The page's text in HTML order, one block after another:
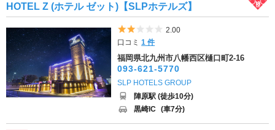
HOTEL Z (ホテル ゼット)【SLPホテルズ】
5つ星のうち2
2.00
口コミ1 件
福岡県北九州市八幡西区樋口町2-16
093-621-5770
SLP HOTELS GROUP
陣原駅 (徒歩10分)
黒崎IC (車7分)